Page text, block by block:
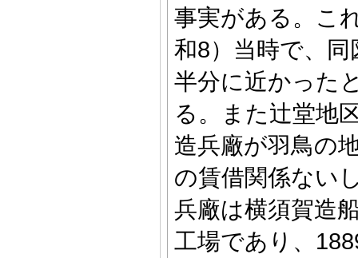
事実がある。こ
和8）当時で、
半分に近かった
る。また辻堂地
造兵廠が羽鳥の
の賃借関係ない
兵廠は横須賀造
工場であり、